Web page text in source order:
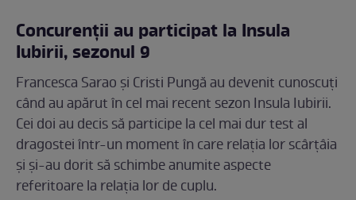
Concurenții au participat la Insula
Iubirii, sezonul 9
Francesca Sarao și Cristi Pungă au devenit cunoscuți
când au apărut în cel mai recent sezon Insula Iubirii.
Cei doi au decis să participe la cel mai dur test al
dragostei într-un moment în care relația lor scârțâia
și și-au dorit să schimbe anumite aspecte
referitoare la relația lor de cuplu.